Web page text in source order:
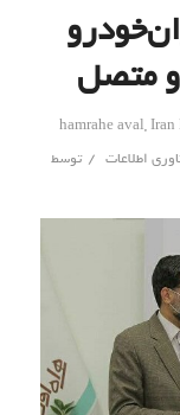
متصل
hamrahe aval,
اطلاعات / توسط